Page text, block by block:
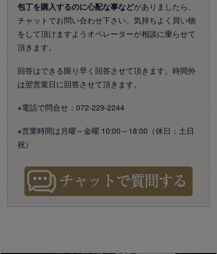
包丁を購入するのに心配な事などがありましたら、
チャットでお問い合わせ下さい。気持ちよく買い物
をして頂けますようオペレーターが相談に乗らせて
頂きます。
回答はできる限り早く回答させて頂きます。時間外
は翌営業日に回答させて頂きます。
※電話で問合せ：072-229-2244
※営業時間は月曜～金曜 10:00～18:00（休日：土日
祝）